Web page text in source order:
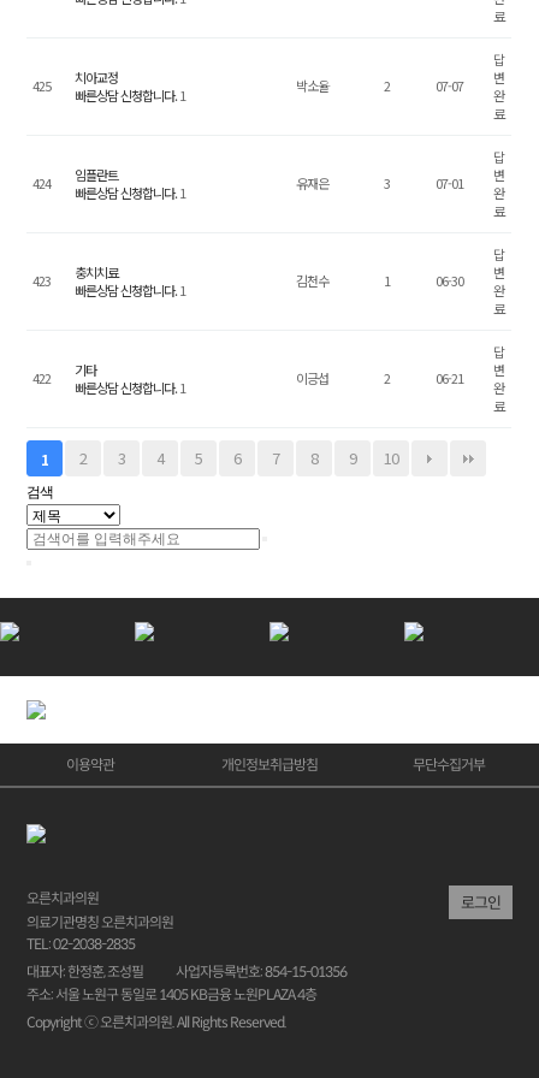
료
425
치아교정
빠른상담 신청합니다.1 박소율 2 07-07
답
변
완
료
424
임플란트
빠른상담 신청합니다.1 유재은 3 07-01
답
변
완
료
423
충치치료
빠른상담 신청합니다.1 김천수 1 06-30
답
변
완
료
422
기타
빠른상담 신청합니다.1 이긍섭 2 06-21
답
변
완
료
1 2 3 4 5 6 7 8 9 10
검색
이용약관 개인정보취급방침 무단수집거부
로그인
오른치과의원
의료기관명칭 오른치과의원
TEL: 02-2038-2835
대표자: 한정훈, 조성필
사업자등록번호: 854-15-01356
주소: 서울 노원구 동일로 1405 KB금융 노원PLAZA 4층
Copyright ⓒ 오른치과의원. All Rights Reserved.